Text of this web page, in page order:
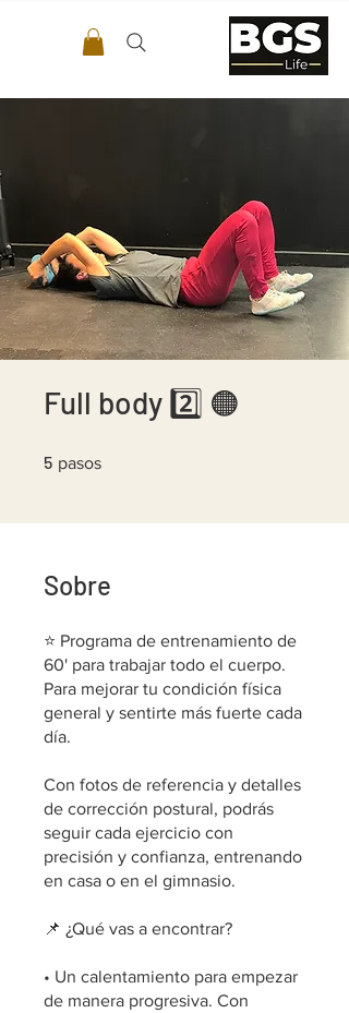
Full body 2️⃣ 🟠
5 pasos
Sobre
⭐️ Programa de entrenamiento de
60' para trabajar todo el cuerpo.
Para mejorar tu condición física
general y sentirte más fuerte cada
día.
Con fotos de referencia y detalles
de corrección postural, podrás
seguir cada ejercicio con
precisión y confianza, entrenando
en casa o en el gimnasio.
📌 ¿Qué vas a encontrar?
• Un calentamiento para empezar
de manera progresiva. Con